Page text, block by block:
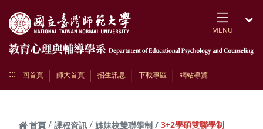
MENU
::: 回首頁 師大首頁 招生訊息 下載專區 網站導覽
首頁 課程資訊 姊妹校雙聯學制
3+2學碩雙聯學制